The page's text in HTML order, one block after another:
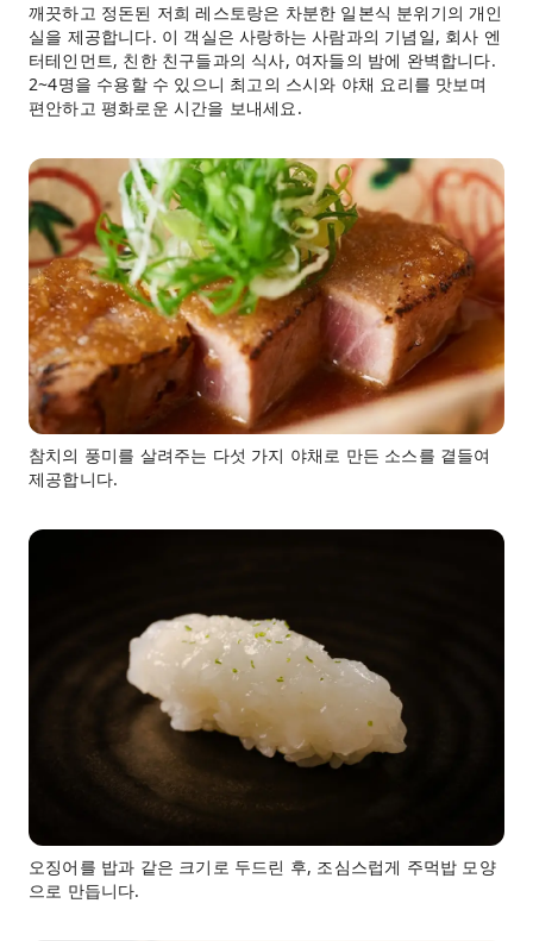
깨끗하고 정돈된 저희 레스토랑은 차분한 일본식 분위기의 개인
실을 제공합니다. 이 객실은 사랑하는 사람과의 기념일, 회사 엔
터테인먼트, 친한 친구들과의 식사, 여자들의 밤에 완벽합니다.
2~4명을 수용할 수 있으니 최고의 스시와 야채 요리를 맛보며
편안하고 평화로운 시간을 보내세요.
참치의 풍미를 살려주는 다섯 가지 야채로 만든 소스를 곁들여
제공합니다.
오징어를 밥과 같은 크기로 두드린 후, 조심스럽게 주먹밥 모양
으로 만듭니다.